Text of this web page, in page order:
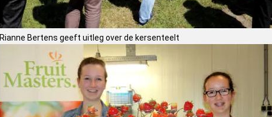
Rianne Bertens geeft uitleg over de kersenteelt